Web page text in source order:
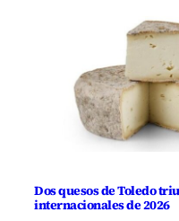
Dos quesos de Toledo
internacionales de 2026